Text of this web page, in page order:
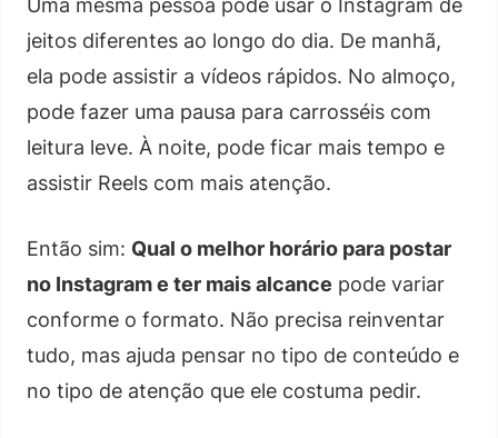
Uma mesma pessoa pode usar o Instagram de
jeitos diferentes ao longo do dia. De manhã,
ela pode assistir a vídeos rápidos. No almoço,
pode fazer uma pausa para carrosséis com
leitura leve. À noite, pode ficar mais tempo e
assistir Reels com mais atenção.
Então sim: Qual o melhor horário para postar
no Instagram e ter mais alcance pode variar
conforme o formato. Não precisa reinventar
tudo, mas ajuda pensar no tipo de conteúdo e
no tipo de atenção que ele costuma pedir.